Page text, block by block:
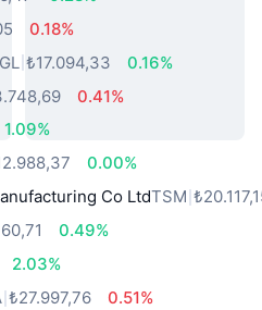
0.18%
₺17.094,33
0.16%
0.41%
1.09%
0.00%
Co LtdTSM
0.49%
2.03%
₺27.997,76
0.51%